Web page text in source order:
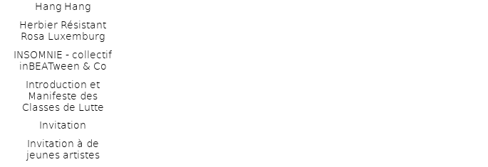
Hang Hang
Herbier Résistant
Rosa Luxemburg
INSOMNIE - collectif
inBEATween & Co
Introduction et
Manifeste des
Classes de Lutte
Invitation
Invitation à de
jeunes artistes